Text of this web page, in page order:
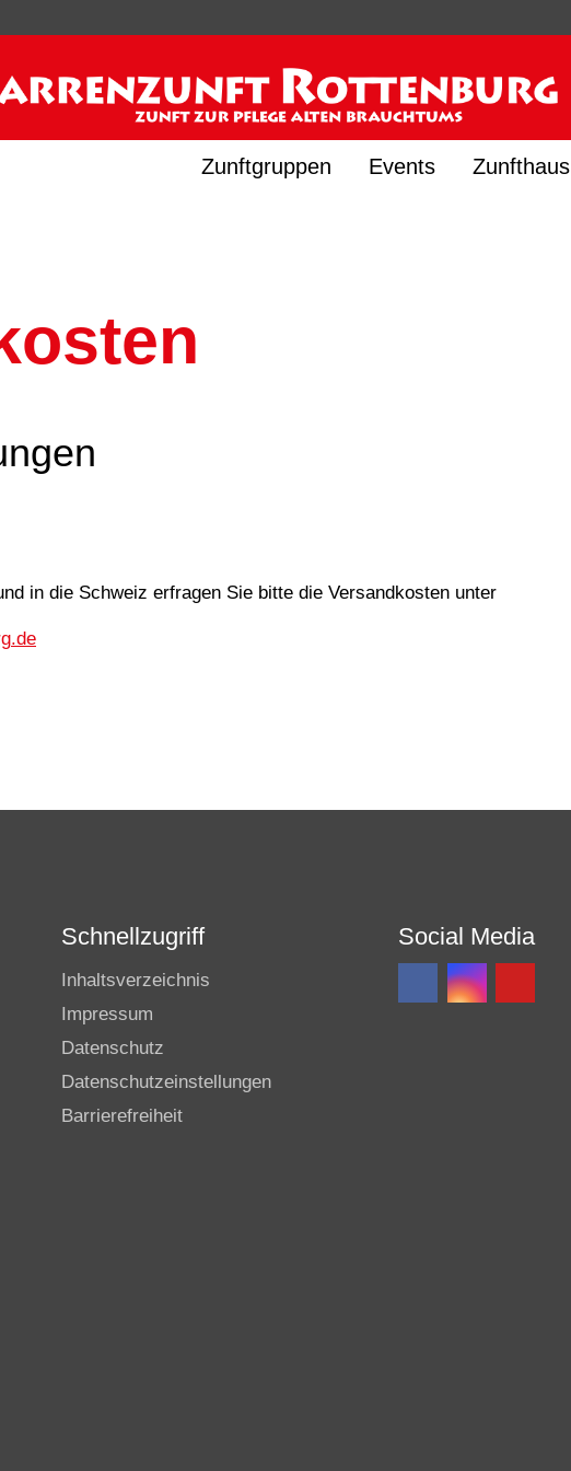
Zunftgruppen Events Zunfthaus
in die Schweiz erfragen Sie bitte die Versandkosten unter
d
Schnellzugriff
Inhaltsverzeichnis
Impressum
Datenschutz
Datenschutzeinstellungen
Barrierefreiheit
Social Media